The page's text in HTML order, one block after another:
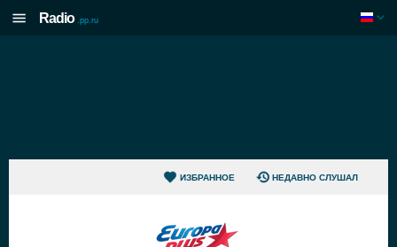
Radio .pp.ru
ИЗБРАННОЕ НЕДАВНО СЛУШАЛ